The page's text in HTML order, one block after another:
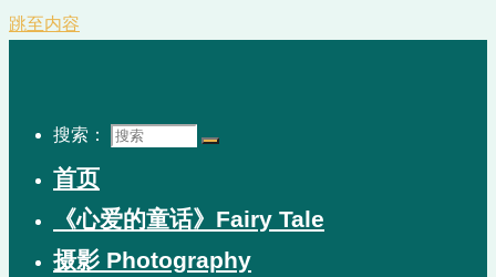
跳至内容
搜索：
首页
《心爱的童话》Fairy Tale
摄影 Photography